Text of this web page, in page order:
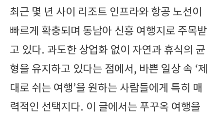
최근 몇 년 사이 리조트 인프라와 항공 노선이
빠르게 확충되며 동남아 신흥 여행지로 주목받
고 있다. 과도한 상업화 없이 자연과 휴식의 균
형을 유지하고 있다는 점에서, 바쁜 일상 속 ‘제
대로 쉬는 여행’을 원하는 사람들에게 특히 매
력적인 선택지다. 이 글에서는 푸꾸옥 여행을